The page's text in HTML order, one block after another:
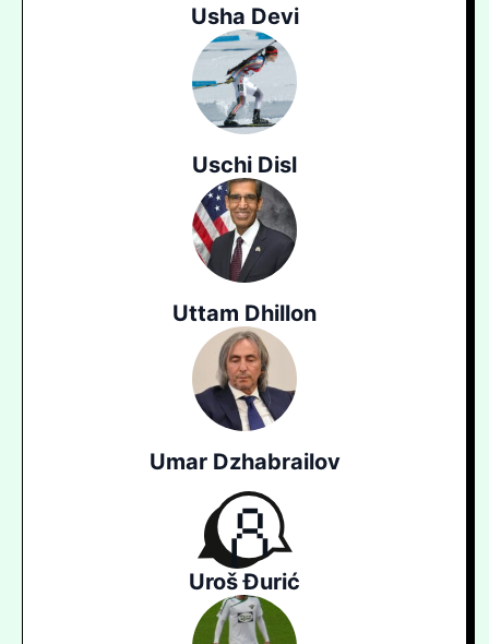
Usha Devi
Uschi Disl
Uttam Dhillon
Umar Dzhabrailov
Uroš Đurić